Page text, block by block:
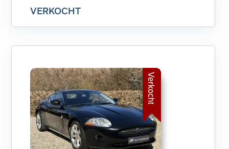
VERKOCHT
Verkocht